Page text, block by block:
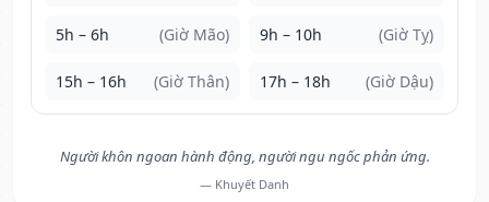
5h – 6h (Giờ Mão) 9h – 10h (Giờ Tỵ)
15h – 16h (Giờ Thân) 17h – 18h (Giờ Dậu)
Người khôn ngoan hành động, người ngu ngốc phản ứng.
— Khuyết Danh